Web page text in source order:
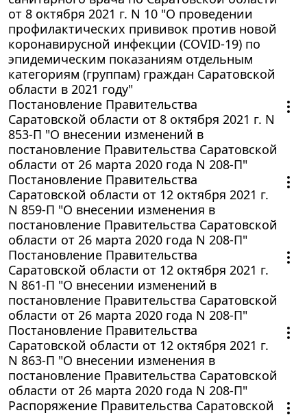
от 8 октября 2021 г. N 10 "О проведении
профилактических прививок против новой
коронавирусной инфекции (COVID-19) по
эпидемическим показаниям отдельным
категориям (группам) граждан Саратовской
области в 2021 году"
Постановление Правительства
Саратовской области от 8 октября 2021 г. N
853-П "О внесении изменений в
постановление Правительства Саратовской
области от 26 марта 2020 года N 208-П"
Постановление Правительства
Саратовской области от 12 октября 2021 г.
N 859-П "О внесении изменения в
постановление Правительства Саратовской
области от 26 марта 2020 года N 208-П"
Постановление Правительства
Саратовской области от 12 октября 2021 г.
N 861-П "О внесении изменений в
постановление Правительства Саратовской
области от 26 марта 2020 года N 208-П"
Постановление Правительства
Саратовской области от 12 октября 2021 г.
N 863-П "О внесении изменения в
постановление Правительства Саратовской
области от 26 марта 2020 года N 208-П"
Распоряжение Правительства Саратовской